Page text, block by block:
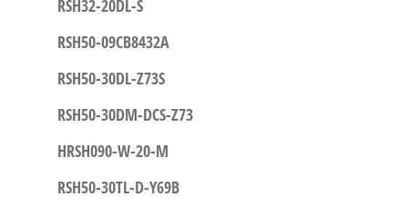
RSH32-20DL-S
RSH50-09CB8432A
RSH50-30DL-Z73S
RSH50-30DM-DCS-Z73
HRSH090-W-20-M
RSH50-30TL-D-Y69B